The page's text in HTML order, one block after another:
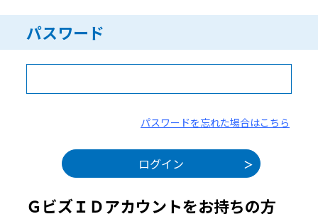
パスワード
パスワードを忘れた場合はこちら
ＧビズＩＤアカウントをお持ちの方